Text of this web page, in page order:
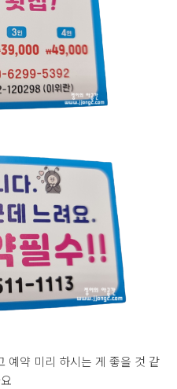
예약 미리 하시는 게 좋을 것 같